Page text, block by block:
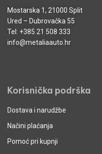
Mostarska 1, 21000 Split
Ured – Dubrovačka 55
Tel: +385 21 508 333
info@metaliaauto.hr
Korisnička podrška
Dostava i narudžbe
Načini plaćanja
Pomoć pri kupnji